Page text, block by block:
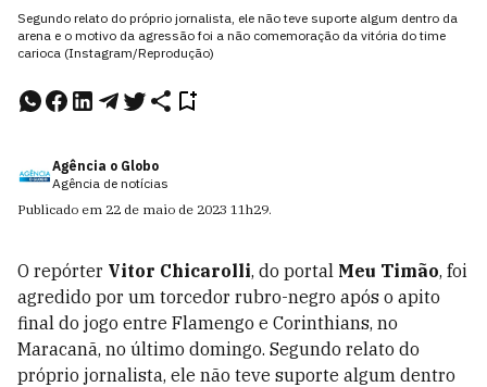
Segundo relato do próprio jornalista, ele não teve suporte algum dentro da
arena e o motivo da agressão foi a não comemoração da vitória do time
carioca (Instagram/Reprodução)
Agência o Globo
Agência de notícias
Publicado em 22 de maio de 2023 11h29.
O repórter Vitor Chicarolli, do portal Meu Timão, foi
agredido por um torcedor rubro-negro após o apito
final do jogo entre Flamengo e Corinthians, no
Maracanã, no último domingo. Segundo relato do
próprio jornalista, ele não teve suporte algum dentro